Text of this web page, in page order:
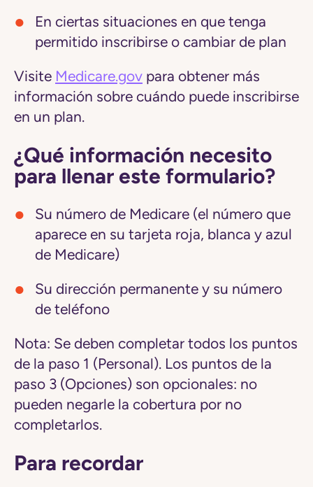
En ciertas situaciones en que tenga
permitido inscribirse o cambiar de plan
Visite Medicare.gov para obtener más
información sobre cuándo puede inscribirse
en un plan.
¿Qué información necesito
para llenar este formulario?
Su número de Medicare (el número que
aparece en su tarjeta roja, blanca y azul
de Medicare)
Su dirección permanente y su número
de teléfono
Nota: Se deben completar todos los puntos
de la paso 1 (Personal). Los puntos de la
paso 3 (Opciones) son opcionales: no
pueden negarle la cobertura por no
completarlos.
Para recordar